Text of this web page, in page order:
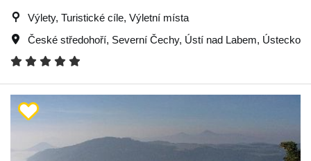
Výlety, Turistické cíle, Výletní místa
České středohoří, Severní Čechy, Ústí nad Labem, Ústecko